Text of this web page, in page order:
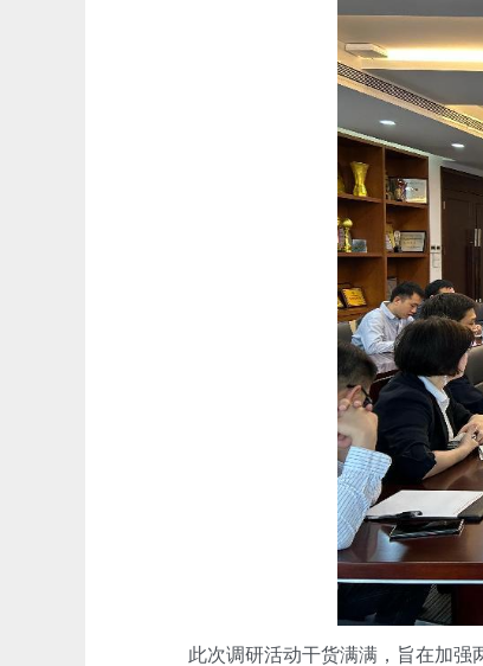
此次调研活动干货满满，旨在加强两